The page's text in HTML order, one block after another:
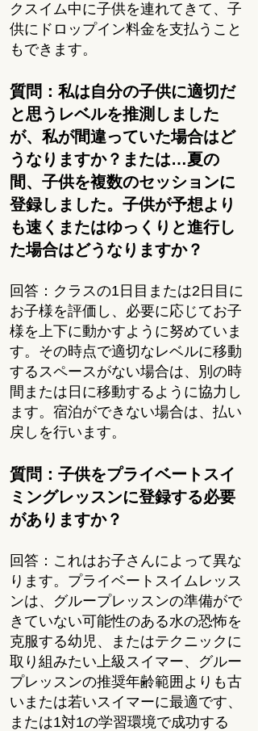
クスイム中に子供を連れてきて、子
供にドロップイン料金を支払うこと
もできます。
質問：私は自分の子供に適切だ
と思うレベルを推測しました
が、私が間違っていた場合はど
うなりますか？または…夏の
間、子供を複数のセッションに
登録しました。子供が予想より
も速くまたはゆっくりと進行し
た場合はどうなりますか？
回答：クラスの1日目または2日目に
お子様を評価し、必要に応じてお子
様を上下に動かすように努めていま
す。その時点で適切なレベルに移動
するスペースがない場合は、別の時
間または日に移動するように協力し
ます。宿泊ができない場合は、払い
戻しを行います。
質問：子供をプライベートスイ
ミングレッスンに登録する必要
がありますか？
回答：これはお子さんによって異な
ります。プライベートスイムレッス
ンは、グループレッスンの準備がで
きていない可能性のある水の恐怖を
克服する幼児、またはテクニックに
取り組みたい上級スイマー、グルー
プレッスンの推奨年齢範囲よりも古
いまたは若いスイマーに最適です、
または1対1の学習環境で成功する